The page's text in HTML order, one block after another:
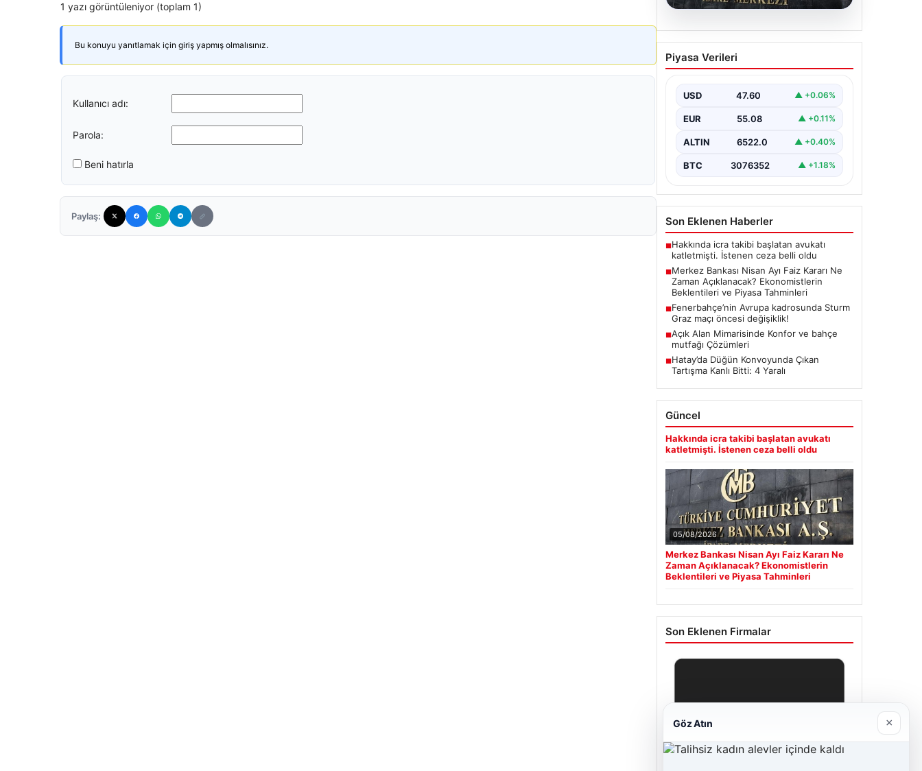
1 yazı görüntüleniyor (toplam 1)
Bu konuyu yanıtlamak için giriş yapmış olmalısınız.
Kullanıcı adı:
Parola:
Beni hatırla
Paylaş:
Merkez Bankası Nisan Ayı
Faiz Kararı Ne Zaman
Ekonomistlerin
Beklentileri ve Piyasa
Türkiye Cumhuriyet Merkez Bankası
ayı faiz kararını belirlemek üzere…
Piyasa Verileri
USD 47.60 ▲ +0.06%
EUR 55.08 ▲ +0.11%
ALTIN 6522.0 ▲ +0.40%
BTC 3076352 ▲ +1.18%
Son Eklenen Haberler
■Hakkında icra takibi başlatan avukatı
katletmişti. İstenen ceza belli oldu
■Merkez Bankası Nisan Ayı Faiz Kararı Ne
Zaman Açıklanacak? Ekonomistlerin
Beklentileri ve Piyasa Tahminleri
■Fenerbahçe’nin Avrupa kadrosunda Sturm
Graz maçı öncesi değişiklik!
■Açık Alan Mimarisinde Konfor ve bahçe
mutfağı Çözümleri
■Hatay’da Düğün Konvoyunda Çıkan
Tartışma Kanlı Bitti: 4 Yaralı
Güncel
Hakkında icra takibi başlatan avukatı
katletmişti. İstenen ceza belli oldu
05/08/2026
Merkez Bankası Nisan Ayı Faiz Kararı Ne
Zaman Açıklanacak? Ekonomistlerin
Beklentileri ve Piyasa Tahminleri
Son Eklenen Firmalar
Göz Atın ×